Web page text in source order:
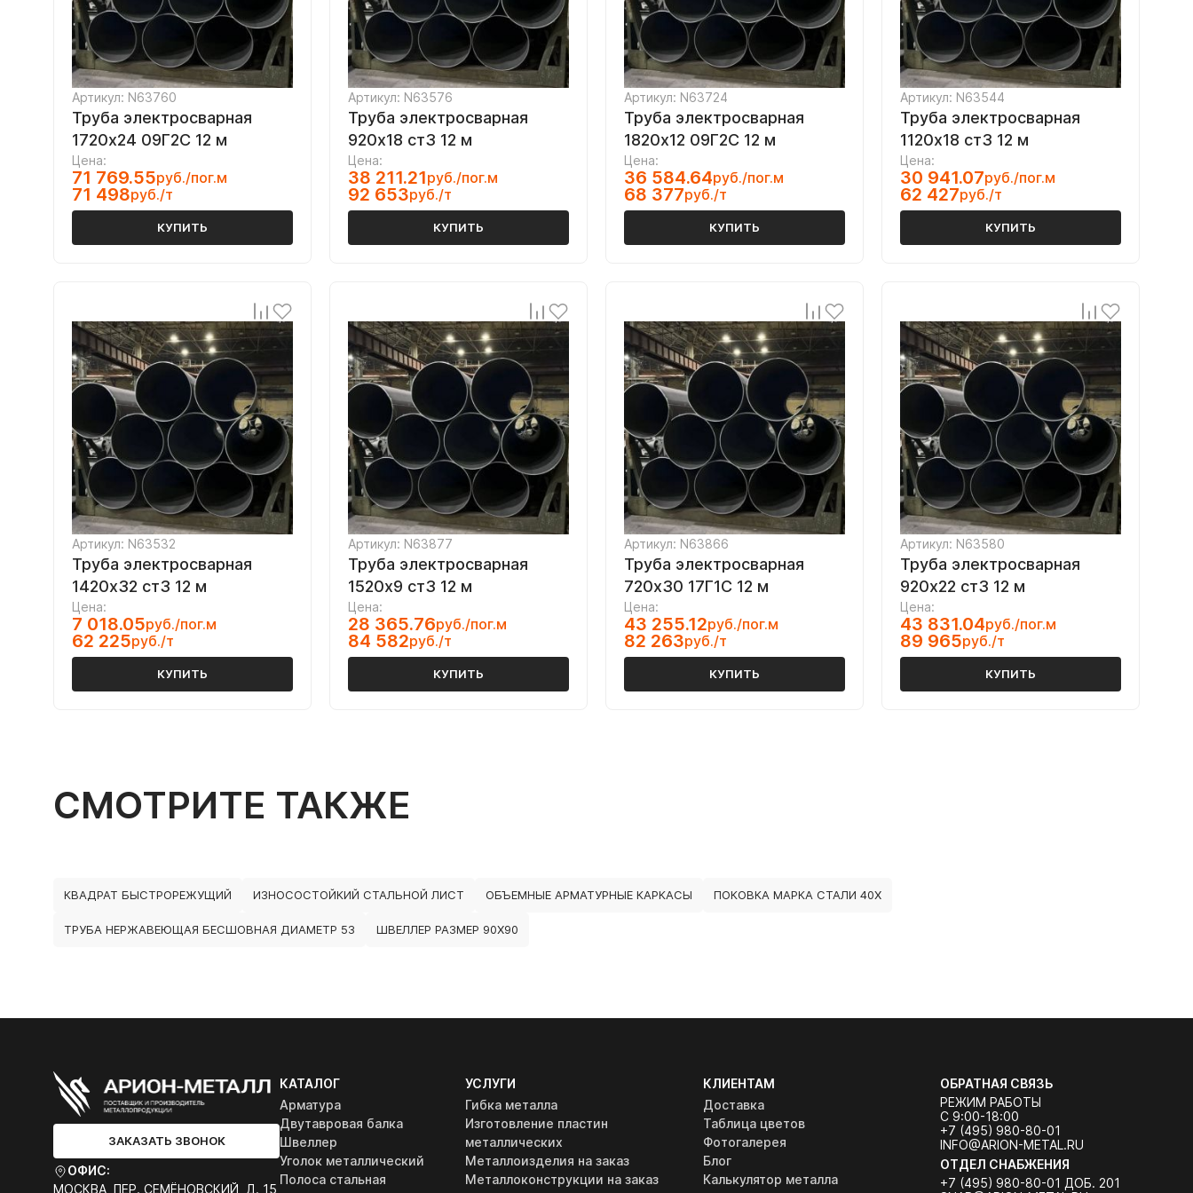
Артикул: N63760
Труба электросварная
1720х24 09Г2С 12 м
Цена:
71 769.55руб./пог.м
71 498руб./т
КУПИТЬ
Артикул: N63576
Труба электросварная
920х18 ст3 12 м
Цена:
38 211.21руб./пог.м
92 653руб./т
КУПИТЬ
Артикул: N63724
Труба электросварная
1820х12 09Г2С 12 м
Цена:
36 584.64руб./пог.м
68 377руб./т
КУПИТЬ
Артикул: N63544
Труба электросварная
1120х18 ст3 12 м
Цена:
30 941.07руб./пог.м
62 427руб./т
КУПИТЬ
Артикул: N63532
Труба электросварная
1420х32 ст3 12 м
Цена:
7 018.05руб./пог.м
62 225руб./т
КУПИТЬ
Артикул: N63877
Труба электросварная
1520х9 ст3 12 м
Цена:
28 365.76руб./пог.м
84 582руб./т
КУПИТЬ
Артикул: N63866
Труба электросварная
720х30 17Г1С 12 м
Цена:
43 255.12руб./пог.м
82 263руб./т
КУПИТЬ
Артикул: N63580
Труба электросварная
920х22 ст3 12 м
Цена:
43 831.04руб./пог.м
89 965руб./т
КУПИТЬ
СМОТРИТЕ ТАКЖЕ
КВАДРАТ БЫСТРОРЕЖУЩИЙ ИЗНОСОСТОЙКИЙ СТАЛЬНОЙ ЛИСТ ОБЪЕМНЫЕ АРМАТУРНЫЕ КАРКАСЫ ПОКОВКА МАРКА СТАЛИ 40Х
ТРУБА НЕРЖАВЕЮЩАЯ БЕСШОВНАЯ ДИАМЕТР 53 ШВЕЛЛЕР РАЗМЕР 90Х90
ЗАКАЗАТЬ ЗВОНОК
ОФИС:
МОСКВА, ПЕР. СЕМЁНОВСКИЙ, Д. 15
КАТАЛОГ
Арматура
Двутавровая балка
Швеллер
Уголок металлический
Полоса стальная
УСЛУГИ
Гибка металла
Изготовление пластин
металлических
Металлоизделия на заказ
Металлоконструкции на заказ
КЛИЕНТАМ
Доставка
Таблица цветов
Фотогалерея
Блог
Калькулятор металла
ОБРАТНАЯ СВЯЗЬ
РЕЖИМ РАБОТЫ
С 9:00-18:00
+7 (495) 980-80-01
INFO@ARION-METAL.RU
ОТДЕЛ СНАБЖЕНИЯ
+7 (495) 980-80-01 ДОБ. 201